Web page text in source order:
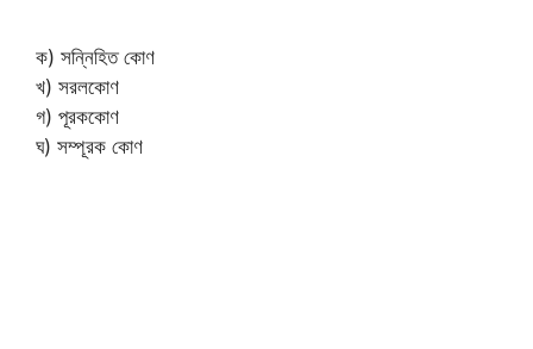
ক) সন্নিহিত কোণ
খ) সরলকোণ
গ) পূরককোণ
ঘ) সম্পূরক কোণ